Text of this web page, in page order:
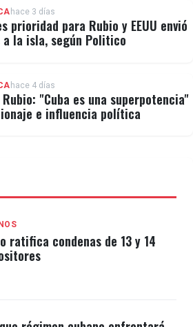
hace 3 días
prioridad para Rubio y EEUU envió
a la isla, según Politico
hace 4 días
"Cuba es una superpotencia"
e influencia política
ratifica condenas de 13 y 14